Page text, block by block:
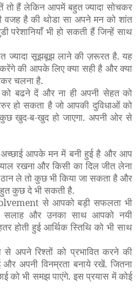
तो हैं लेकिन आपमें बहुत ज्यादा सोचकर
वजह है की थोडा सा अपने मन को शांत
भी हो सकती हैं जिन्हें साथ
ज्यादा सूझबूझ लाने की ज़रूरत है. यह
की आपके लिए क्या सही है और क्या
चलना है.
बढने दें और ना ही अपनी सेहत को
हो सकता है जो आपकी दुविधाओं को
खुद-ब-खुद हो जाएगा. अपनी ओर से
अच्छाई आपके मन में बनी हुई है और आप
रखना और किसी का दिल जीत लेना
ठान ले तो कुछ भी किया जा सकता है और
कुछ दे भी सकती है.
से आपको बड़ी सफलता भी
और उनका साथ आपको नयी
होती हुई आर्थिक स्तिथि को भी साथ
अपने रिश्तों को प्रभावित करने की
अपनी विनम्रता बनाये रखें. जितना
को भी समझ पाएंगे. इस प्रयास में कोई